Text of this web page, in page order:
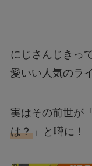
にじさんじきっ
愛いい人気のラ
実はその前世が「
は？」と噂に！